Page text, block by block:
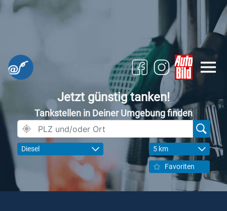
Jetzt günstig tanken!
Tankstellen in Deiner Umgebung finden
Diesel 5 km
Favoriten